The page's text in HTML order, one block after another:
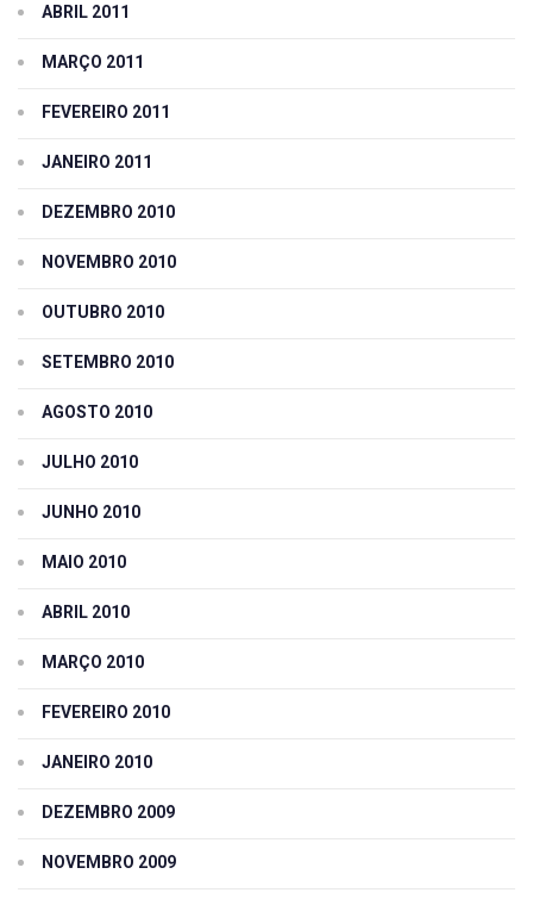
ABRIL 2011
MARÇO 2011
FEVEREIRO 2011
JANEIRO 2011
DEZEMBRO 2010
NOVEMBRO 2010
OUTUBRO 2010
SETEMBRO 2010
AGOSTO 2010
JULHO 2010
JUNHO 2010
MAIO 2010
ABRIL 2010
MARÇO 2010
FEVEREIRO 2010
JANEIRO 2010
DEZEMBRO 2009
NOVEMBRO 2009